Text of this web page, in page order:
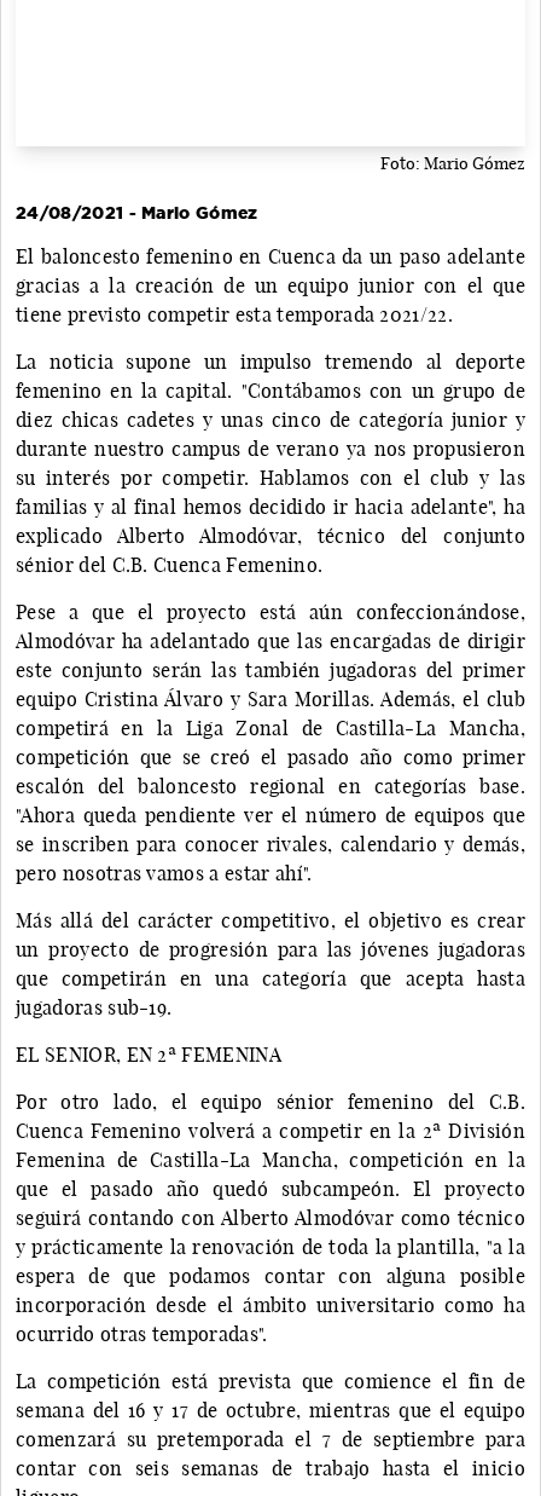
Foto: Mario Gómez
24/08/2021 - Mario Gómez
El baloncesto femenino en Cuenca da un paso adelante
gracias a la creación de un equipo junior con el que
tiene previsto competir esta temporada 2021/22.
La noticia supone un impulso tremendo al deporte
femenino en la capital. "Contábamos con un grupo de
diez chicas cadetes y unas cinco de categoría junior y
durante nuestro campus de verano ya nos propusieron
su interés por competir. Hablamos con el club y las
familias y al final hemos decidido ir hacia adelante", ha
explicado Alberto Almodóvar, técnico del conjunto
sénior del C.B. Cuenca Femenino.
Pese a que el proyecto está aún confeccionándose,
Almodóvar ha adelantado que las encargadas de dirigir
este conjunto serán las también jugadoras del primer
equipo Cristina Álvaro y Sara Morillas. Además, el club
competirá en la Liga Zonal de Castilla-La Mancha,
competición que se creó el pasado año como primer
escalón del baloncesto regional en categorías base.
"Ahora queda pendiente ver el número de equipos que
se inscriben para conocer rivales, calendario y demás,
pero nosotras vamos a estar ahí".
Más allá del carácter competitivo, el objetivo es crear
un proyecto de progresión para las jóvenes jugadoras
que competirán en una categoría que acepta hasta
jugadoras sub-19.
EL SENIOR, EN 2ª FEMENINA
Por otro lado, el equipo sénior femenino del C.B.
Cuenca Femenino volverá a competir en la 2ª División
Femenina de Castilla-La Mancha, competición en la
que el pasado año quedó subcampeón. El proyecto
seguirá contando con Alberto Almodóvar como técnico
y prácticamente la renovación de toda la plantilla, "a la
espera de que podamos contar con alguna posible
incorporación desde el ámbito universitario como ha
ocurrido otras temporadas".
La competición está prevista que comience el fin de
semana del 16 y 17 de octubre, mientras que el equipo
comenzará su pretemporada el 7 de septiembre para
contar con seis semanas de trabajo hasta el inicio